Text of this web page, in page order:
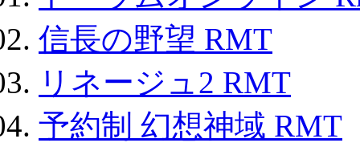
信長の野望 RMT
リネージュ2 RMT
予約制 幻想神域 RMT